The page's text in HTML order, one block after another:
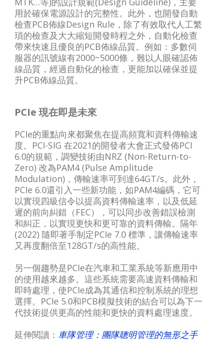
用於確保電源設計的完整性。此外，也開發自動
檢查PCB佈線Design Rule，除了有效取代人工繁
瑣的檢查及大大縮短開發時程之外，自動化檢查
帶來快速且優良的PCB佈線品質。例如：多數伺
服器的訊號線有2000~5000條，難以人眼確認佈
線品質，經過自動化的檢查，更能加以確保並提
升PCB佈線品質。
PCIe 現在即是未來
PCIe的重點向來都聚焦在提高頻寬和資料傳輸速
度。PCI-SIG 在2021的開發者大會正式發佈PCI
6.0的規範，調變技術由NRZ (Non-Return-to-
Zero) 改為PAM4 (Pulse Amplitude
Modulation)，傳輸速率可到達64GT/s。此外，
PCIe 6.0還引入一些新功能，如PAM4編碼，它可
以實現四級信令以提高資料傳輸速率，以及低延
遲的前向糾錯（FEC），可以同步改善錯誤檢測
和糾正，以實現更快和更可靠的資料傳輸。隔年
(2022) 隨即著手制定PCIe 7.0 標準，讓傳輸速率
又再度翻倍至128GT/s的高性能。
另一個趨勢是PCIe在汽車和工業系統等新應用中
的使用越來越多。這些系統需要高速資料傳輸和
即時處理，使PCIe成為其通信和控制系統的理想
選擇。PCIe 5.0和PCB模擬技術的結合可以為下一
代技術提供更高的性能和更快的資料處理速度。
延伸閱讀： 車隊管理：團隊聰明管理的無形之手